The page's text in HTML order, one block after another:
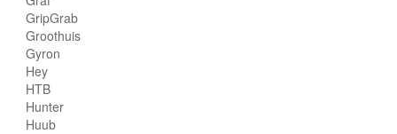
GripGrab
Groothuis
Gyron
Hey
HTB
Hunter
Huub